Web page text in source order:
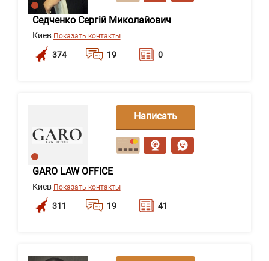
Седченко Сергій Миколайович
Киев Показать контакты
374 19 0
GARO LAW OFFICE
Киев Показать контакты
311 19 41
Написать
сообщение